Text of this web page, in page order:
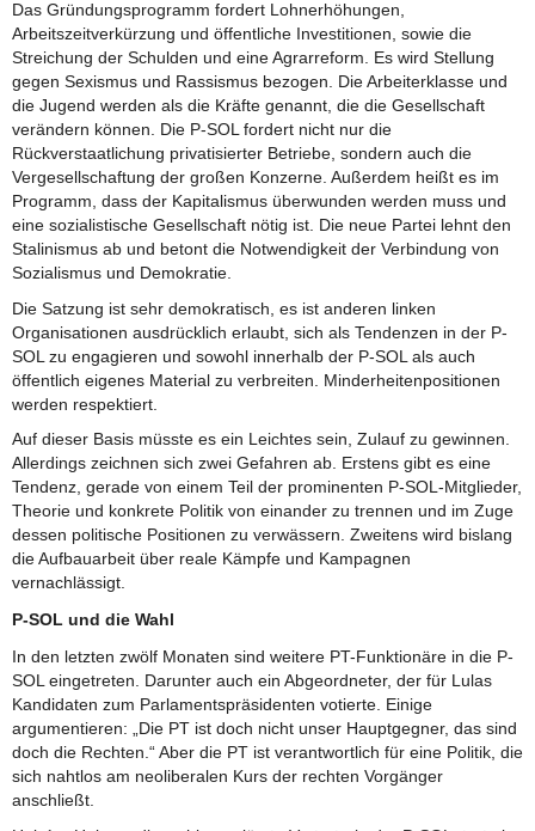
Das Gründungsprogramm fordert Lohnerhöhungen,
Arbeitszeitverkürzung und öffentliche Investitionen, sowie die
Streichung der Schulden und eine Agrarreform. Es wird Stellung
gegen Sexismus und Rassismus bezogen. Die Arbeiterklasse und
die Jugend werden als die Kräfte genannt, die die Gesellschaft
verändern können. Die P-SOL fordert nicht nur die
Rückverstaatlichung privatisierter Betriebe, sondern auch die
Vergesellschaftung der großen Konzerne. Außerdem heißt es im
Programm, dass der Kapitalismus überwunden werden muss und
eine sozialistische Gesellschaft nötig ist. Die neue Partei lehnt den
Stalinismus ab und betont die Notwendigkeit der Verbindung von
Sozialismus und Demokratie.
Die Satzung ist sehr demokratisch, es ist anderen linken
Organisationen ausdrücklich erlaubt, sich als Tendenzen in der P-
SOL zu engagieren und sowohl innerhalb der P-SOL als auch
öffentlich eigenes Material zu verbreiten. Minderheitenpositionen
werden respektiert.
Auf dieser Basis müsste es ein Leichtes sein, Zulauf zu gewinnen.
Allerdings zeichnen sich zwei Gefahren ab. Erstens gibt es eine
Tendenz, gerade von einem Teil der prominenten P-SOL-Mitglieder,
Theorie und konkrete Politik von einander zu trennen und im Zuge
dessen politische Positionen zu verwässern. Zweitens wird bislang
die Aufbauarbeit über reale Kämpfe und Kampagnen
vernachlässigt.
P-SOL und die Wahl
In den letzten zwölf Monaten sind weitere PT-Funktionäre in die P-
SOL eingetreten. Darunter auch ein Abgeordneter, der für Lulas
Kandidaten zum Parlamentspräsidenten votierte. Einige
argumentieren: „Die PT ist doch nicht unser Hauptgegner, das sind
doch die Rechten.“ Aber die PT ist verantwortlich für eine Politik, die
sich nahtlos am neoliberalen Kurs der rechten Vorgänger
anschließt.